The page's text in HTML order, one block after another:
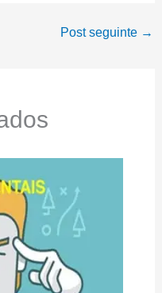
Post seguinte →